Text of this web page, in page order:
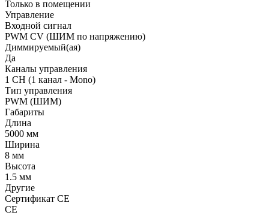
Только в помещении
Управление
Входной сигнал
PWM СV (ШИМ по напряжению)
Диммируемый(ая)
Да
Каналы управления
1 CH (1 канал - Mono)
Тип управления
PWM (ШИМ)
Габариты
Длина
5000 мм
Ширина
8 мм
Высота
1.5 мм
Другие
Сертификат CE
CE